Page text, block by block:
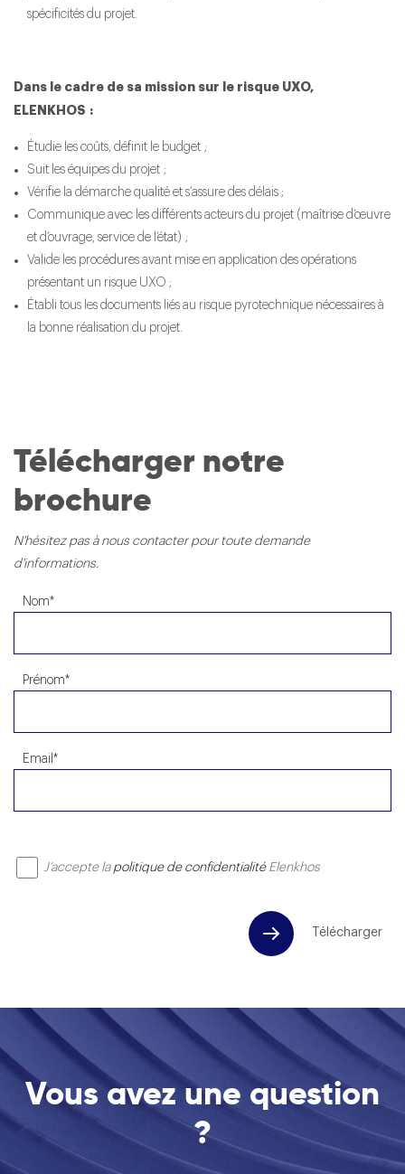
spécificités du projet.
Dans le cadre de sa mission sur le risque UXO,
ELENKHOS :
Étudie les coûts, définit le budget ;
Suit les équipes du projet ;
Vérifie la démarche qualité et s’assure des délais ;
Communique avec les différents acteurs du projet (maîtrise d’œuvre
et d’ouvrage, service de l’état) ;
Valide les procédures avant mise en application des opérations
présentant un risque UXO ;
Établi tous les documents liés au risque pyrotechnique nécessaires à
la bonne réalisation du projet.
Télécharger notre
brochure
N'hésitez pas à nous contacter pour toute demande
d'informations.
Nom*
Prénom*
Email *
J’accepte la politique de confidentialitéElenkhos
Vous avez une question
?